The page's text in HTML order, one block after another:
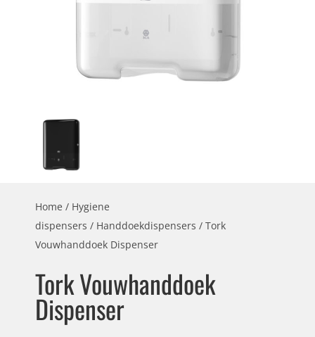
Home / Hygiene
dispensers / Handdoekdispensers / Tork
Vouwhanddoek Dispenser
Tork Vouwhanddoek
Dispenser